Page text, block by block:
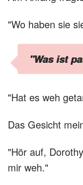
"Wo haben sie
"Was ist
"Hat es weh
Das Gesicht
"Hör auf,
mir weh."